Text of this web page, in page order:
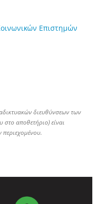
Επιστημών
διευθύνσεων των
αποθετήριο) είναι